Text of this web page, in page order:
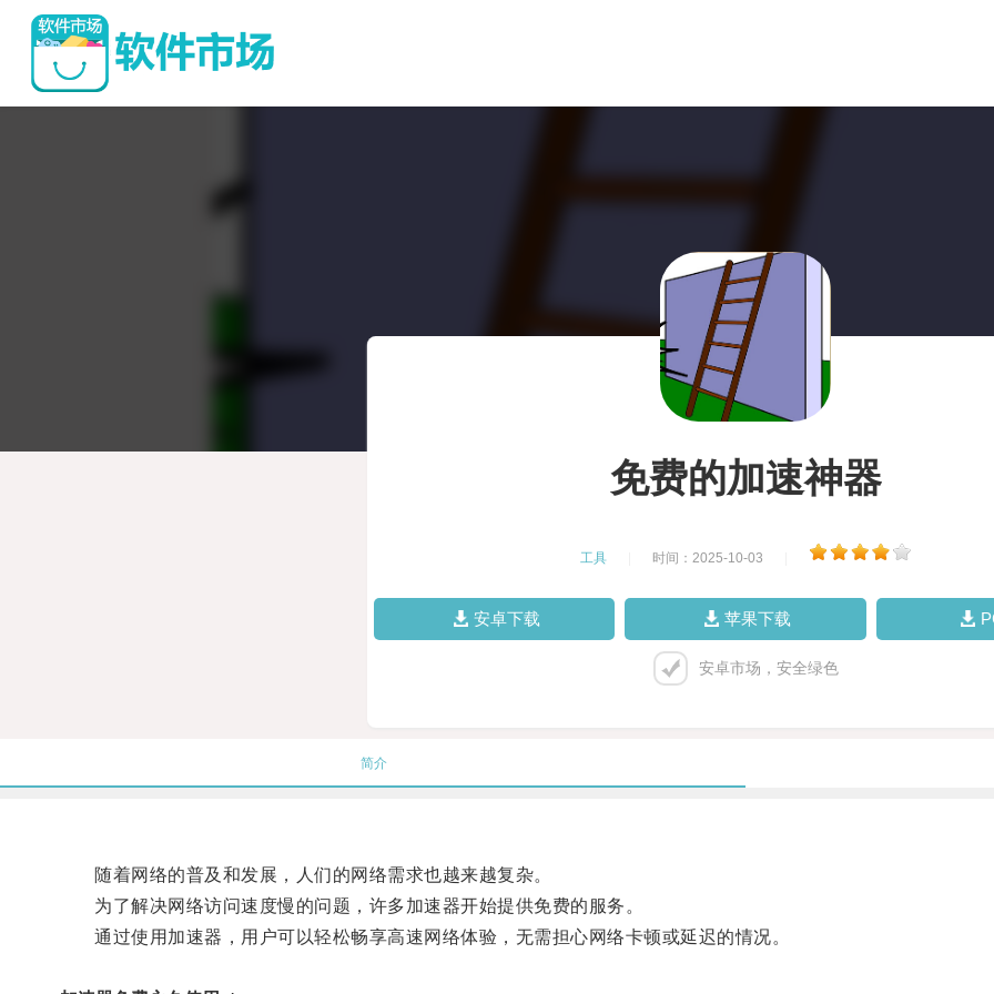
免费的加速神器
工具 时间：2025-10-03
安卓下载 苹果下载
安卓市场，安全绿色
简介
随着网络的普及和发展，人们的网络需求也越来越复杂。
为了解决网络访问速度慢的问题，许多加速器开始提供免费的服务。
通过使用加速器，用户可以轻松畅享高速网络体验，无需担心网络卡顿或延迟的情况。